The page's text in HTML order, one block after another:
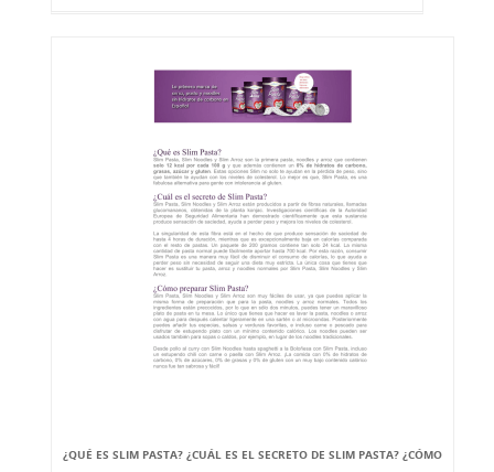
¿QUÉ ES SLIM PASTA? ¿CUÁL ES EL SECRETO DE SLIM PASTA? ¿CÓMO